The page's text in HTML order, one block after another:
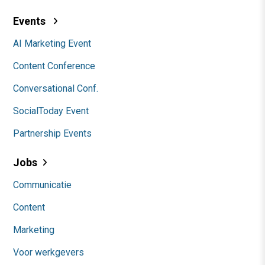
Events
AI Marketing Event
Content Conference
Conversational Conf.
SocialToday Event
Partnership Events
Jobs
Communicatie
Content
Marketing
Voor werkgevers